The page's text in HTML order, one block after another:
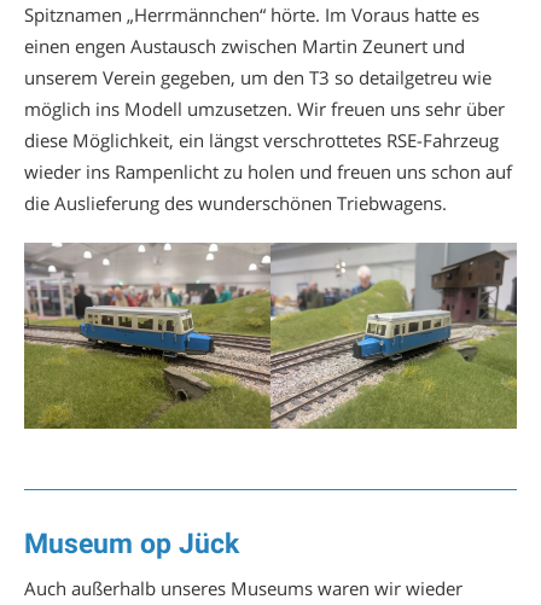
Spitznamen „Herrmännchen“ hörte. Im Voraus hatte es
einen engen Austausch zwischen Martin Zeunert und
unserem Verein gegeben, um den T3 so detailgetreu wie
möglich ins Modell umzusetzen. Wir freuen uns sehr über
diese Möglichkeit, ein längst verschrottetes RSE-Fahrzeug
wieder ins Rampenlicht zu holen und freuen uns schon auf
die Auslieferung des wunderschönen Triebwagens.
Museum op Jück
Auch außerhalb unseres Museums waren wir wieder